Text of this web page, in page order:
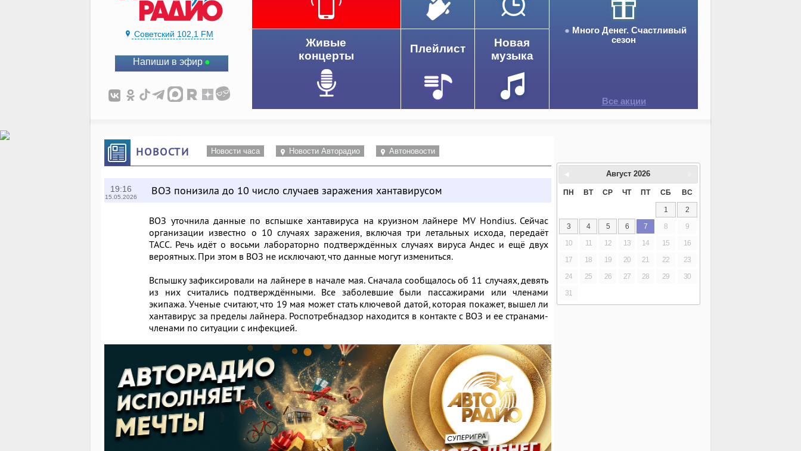
Советский 102,1 FM
Напиши в эфир
Много Денег. Счастливый
сезон
Все акции
Живые
концерты
Плейлист
Новая
музыка
НОВОСТИ Новости часа Новости Авторадио Автоновости
19:16
15.05.2026 ВОЗ понизила до 10 число случаев заражения хантавирусом
ВОЗ уточнила данные по вспышке хантавируса на круизном лайнере MV Hondius. Сейчас
организации известно о 10 случаях заражения, включая три летальных исхода, передаёт
ТАСС. Речь идёт о восьми лабораторно подтверждённых случаях вируса Андес и ещё двух
вероятных. При этом в ВОЗ не исключают, что данные могут измениться.
Вспышку зафиксировали на лайнере в начале мая. Сначала сообщалось об 11 случаях, девять
из них считались подтверждёнными. Все заболевшие были пассажирами или членами
экипажа. Ученые считают, что 19 мая может стать ключевой датой, которая покажет, вышел ли
хантавирус за пределы лайнера. Роспотребнадзор находится в контакте с ВОЗ и ее странами-
членами по ситуации с инфекцией.
Август 2026
ПН ВТ СР ЧТ ПТ СБ ВС
1
2
3
4 5 6 7 8
9
10
11 12 13 14 15
16
17
18 19 20 21 22
23
24
25 26 27 28 29
30
31